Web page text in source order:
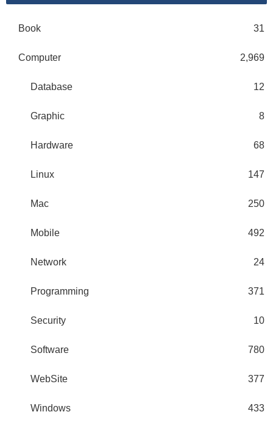
Book 31
Computer 2,969
Database 12
Graphic 8
Hardware 68
Linux 147
Mac 250
Mobile 492
Network 24
Programming 371
Security 10
Software 780
WebSite 377
Windows 433